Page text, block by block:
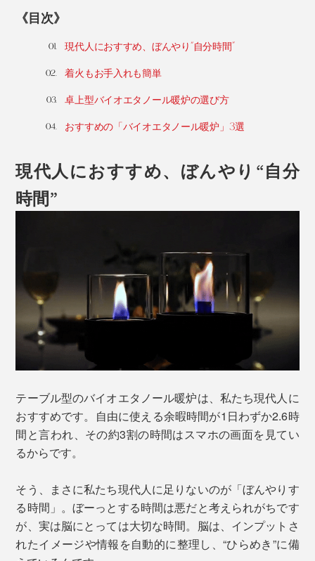
《目次》
現代人におすすめ、ぼんやり“自分時間”
着火もお手入れも簡単
卓上型バイオエタノール暖炉の選び方
おすすめの「バイオエタノール暖炉」3選
現代人におすすめ、ぼんやり“自分
時間”
テーブル型のバイオエタノール暖炉は、私たち現代人に
おすすめです。自由に使える余暇時間が1日わずか2.6時
間と言われ、その約3割の時間はスマホの画面を見てい
るからです。
そう、まさに私たち現代人に足りないのが「ぼんやりす
る時間」。ぼーっとする時間は悪だと考えられがちです
が、実は脳にとっては大切な時間。脳は、インプットさ
れたイメージや情報を自動的に整理し、“ひらめき”に備